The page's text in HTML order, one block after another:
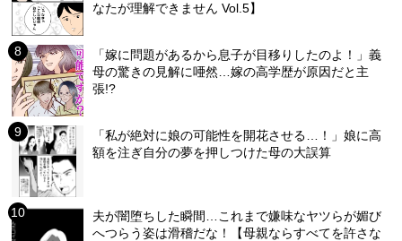
なたが理解できません Vol.5】
「嫁に問題があるから息子が目移りしたのよ！」義
母の驚きの見解に唖然…嫁の高学歴が原因だと主
張!?
「私が絶対に娘の可能性を開花させる…！」娘に高
額を注ぎ自分の夢を押しつけた母の大誤算
夫が闇堕ちした瞬間…これまで嫌味なヤツらが媚び
へつらう姿は滑稽だな！【母親ならすべてを許さな